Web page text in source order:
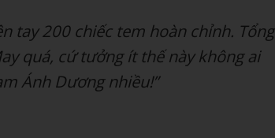
tay 200 chiếc tem hoàn chỉnh. Tổng
quá, cứ tưởng ít thế này không ai
Ánh Dương nhiều!”